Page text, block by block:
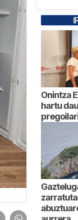
Onintza
hartu